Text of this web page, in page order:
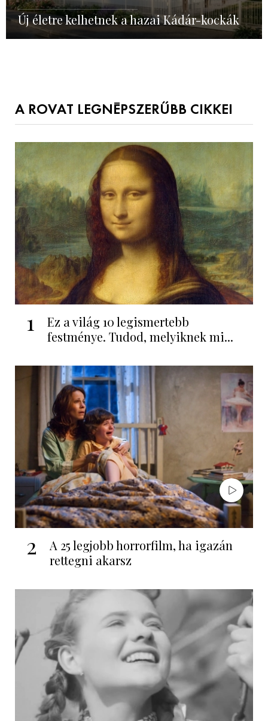
Új életre kelhetnek a hazai Kádár-kockák
A ROVAT LEGNÉPSZERŰBB CIKKEI
1
Ez a világ 10 legismertebb
festménye. Tudod, melyiknek mi...
2
A 25 legjobb horrorfilm, ha igazán
rettegni akarsz